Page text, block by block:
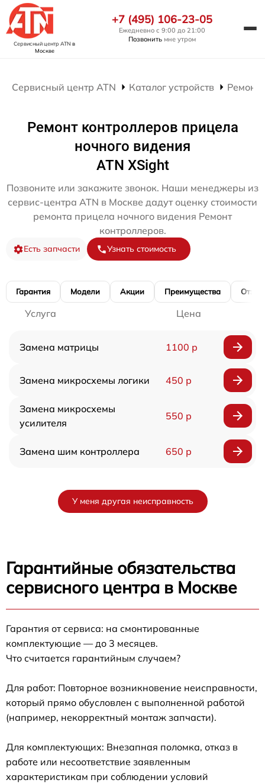
Сервисный центр ATN в
Москве
+7 (495) 106-23-05
Ежедневно с 9:00 до 21:00
Позвонить мне утром
Сервисный центр ATN Каталог устройств Ремонт
Ремонт контроллеров прицела
ночного видения
ATN XSight
Позвоните или закажите звонок. Наши менеджеры из
сервис-центра ATN в Москве дадут оценку стоимости
ремонта прицела ночного видения Ремонт
контроллеров.
Есть запчасти Узнать стоимость
Гарантия Модели Акции Преимущества
Услуга Цена
Замена матрицы 1100 р
Замена микросхемы логики 450 р
Замена микросхемы
усилителя
550 р
Замена шим контроллера 650 р
У меня другая неисправность
Гарантийные обязательства
сервисного центра в Москве
Гарантия от сервиса: на смонтированные
комплектующие — до 3 месяцев.
Что считается гарантийным случаем?
Для работ: Повторное возникновение неисправности,
который прямо обусловлен с выполненной работой
(например, некорректный монтаж запчасти).
Для комплектующих: Внезапная поломка, отказ в
работе или несоответствие заявленным
характеристикам при соблюдении условий